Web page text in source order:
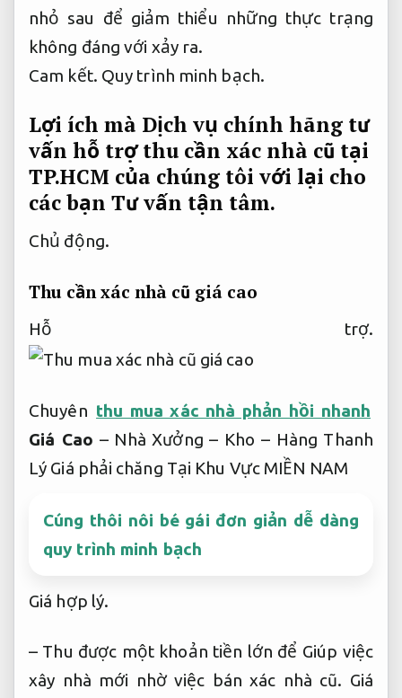
nhỏ sau để giảm thiểu những thực trạng
không đáng với xảy ra.
Cam kết. Quy trình minh bạch.
Lợi ích mà Dịch vụ chính hãng tư
vấn hỗ trợ thu cần xác nhà cũ tại
TP.HCM của chúng tôi với lại cho
các bạn Tư vấn tận tâm.
Chủ động.
Thu cần xác nhà cũ giá cao
Hỗ trợ.
Chuyên thu mua xác nhà phản hồi nhanh
Giá Cao – Nhà Xưởng – Kho – Hàng Thanh
Lý Giá phải chăng Tại Khu Vực MIỀN NAM
Cúng thôi nôi bé gái đơn giản dễ dàng
quy trình minh bạch
Giá hợp lý.
– Thu được một khoản tiền lớn để Giúp việc
xây nhà mới nhờ việc bán xác nhà cũ. Giá